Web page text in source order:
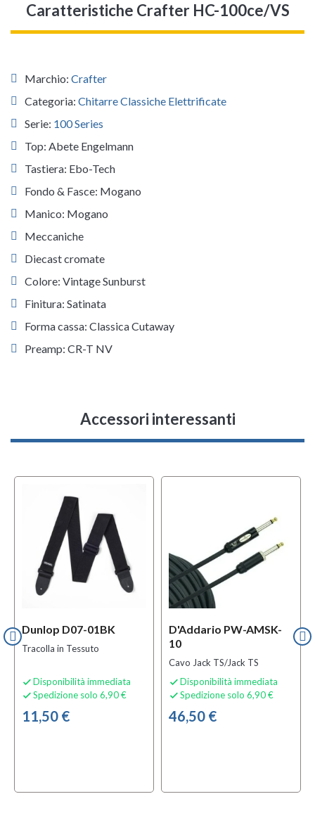
Caratteristiche Crafter HC-100ce/VS
Marchio: Crafter
Categoria: Chitarre Classiche Elettrificate
Serie: 100 Series
Top: Abete Engelmann
Tastiera: Ebo-Tech
Fondo & Fasce: Mogano
Manico: Mogano
Meccaniche
Diecast cromate
Colore: Vintage Sunburst
Finitura: Satinata
Forma cassa: Classica Cutaway
Preamp: CR-T NV
Accessori interessanti
Dunlop D07-01BK
Tracolla in Tessuto
 Disponibilità immediata
 Spedizione solo 6,90 €
11,50 €
D'Addario PW-AMSK-
10
Cavo Jack TS/Jack TS
 Disponibilità immediata
 Spedizione solo 6,90 €
46,50 €